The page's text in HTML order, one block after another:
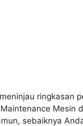
ringkasan
Mesin
sebaiknya